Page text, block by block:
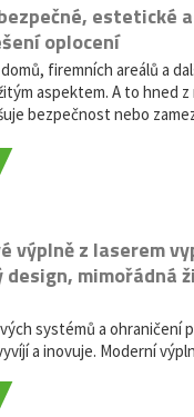
estetické a
oplocení
firemních areálů a
aspektem. A to hned z
bezpečnost nebo
výplně z laserem
design, mimořádná
systémů a ohraničení
a inovuje. Moderní